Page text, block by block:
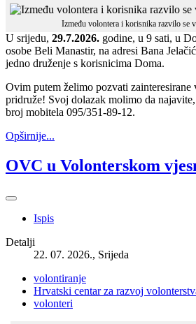
Između volontera i korisnika razvilo se
U srijedu, 29.7.2026. godine, u 9 sati, u
osobe Beli Manastir, na adresi Bana
jedno druženje s korisnicima Doma.
Ovim putem želimo pozvati zainteresirane
pridruže! Svoj dolazak molimo da
broj mobitela 095/351-89-12.
Opširnije...
OVC u Volonterskom
Ispis
Detalji
22. 07. 2026., Srijeda
volontiranje
Hrvatski centar za razvoj
volonteri